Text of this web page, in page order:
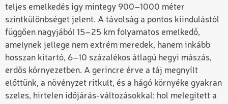
teljes emelkedés így mintegy 900–1000 méter
szintkülönbséget jelent. A távolság a pontos kiindulástól
függően nagyjából 15–25 km folyamatos emelkedő,
amelynek jellege nem extrém meredek, hanem inkább
hosszan kitartó, 6–10 százalékos átlagú hegyi mászás,
erdős környezetben. A gerincre érve a táj megnyílt
előttünk, a növényzet ritkult, és a hágó környéke gyakran
szeles, hirtelen időjárás-változásokkal: hol melegített a